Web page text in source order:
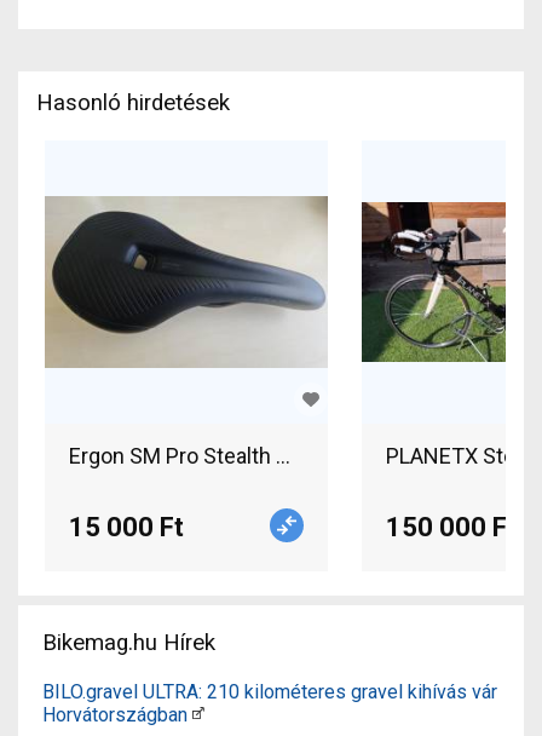
Hasonló hirdetések
Ergon SM Pro Stealth M/L nyereg eladó Ergon
15 000 Ft
PLANETX
150 000 Ft
Bikemag.hu Hírek
BILO.gravel ULTRA: 210 kilométeres gravel kihívás vár
Horvátországban